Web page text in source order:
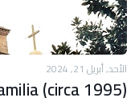
الأحد, أبريل 21, 2024
(circa 1995)